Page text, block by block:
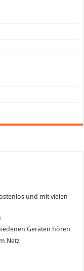
und mit vielen
Geräten hören
Netz